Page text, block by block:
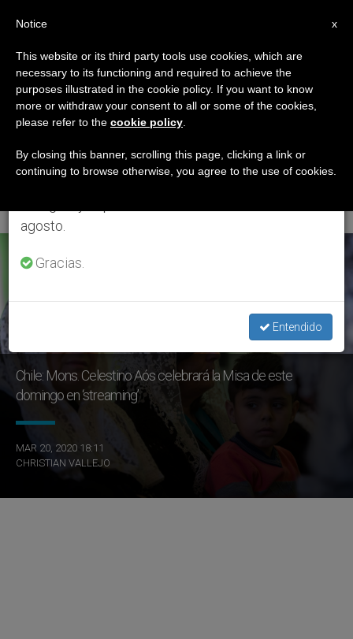
ETIQUETA
Posts Tagged ‘IV
Domingo De
Cuaresma’
ÚLTIMAS NOTICIAS
Chile: Mons. Celestino Aós celebrará la Misa de este
domingo en ‘streaming’
MAR 20, 2020 18:11
CHRISTIAN VALLEJO
×
Aviso importante
Del 27 de julio al 7 de agosto haremos la pausa
anual, aprovechando que en el periodo de verano
se generan menos informaciones y también el
agosto.
Gracias.
Entendido
x
Notice
This website or its third party tools use cookies, which are
necessary to its functioning and required to achieve the
purposes illustrated in the cookie policy. If you want to know
more or withdraw your consent to all or some of the cookies,
please refer to the cookie policy
By closing this banner, scrolling this page, clicking a link or
continuing to browse otherwise, you agree to the use of cookies.